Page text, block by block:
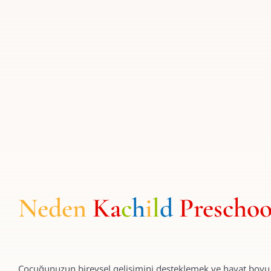
Neden Kachild
Çocuğunuzun bireysel gelişimini desteklemek ve hayat boyu